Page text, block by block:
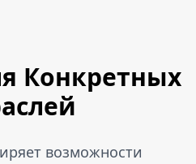
Конкретных
возможности